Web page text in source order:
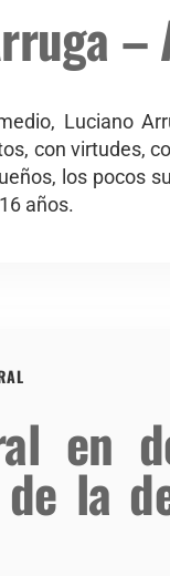
–
Luciano
con virtudes,
los pocos
años.
en
la